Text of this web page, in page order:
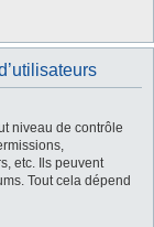
niveau de contrôle
etc. Ils peuvent
Tout cela dépend